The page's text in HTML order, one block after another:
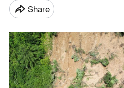
Share